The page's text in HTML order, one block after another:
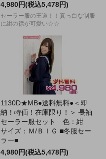
4,980円(税込5,478円)
セーラー服の王道！！真っ白な制服
に紺の襟が可愛い☆☆
1130D★MB●送料無料●＜即
納！特価！在庫限り！＞ 長袖
セーラー服セット 色：紺
サイズ：Ｍ/ＢＩＧ ■冬服セー
ラー■
4,980円(税込5,478円)